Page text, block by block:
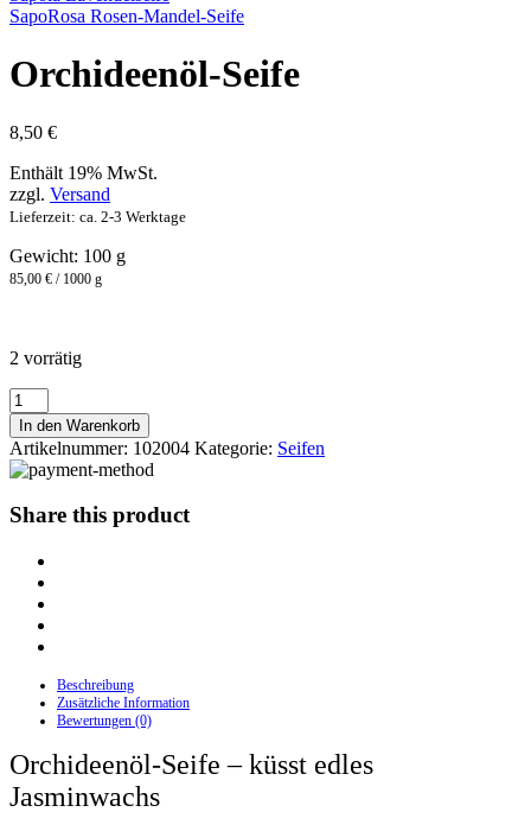
SapoRosa Rosen-Mandel-Seife
Orchideenöl-Seife
8,50 €
Enthält 19% MwSt.
zzgl. Versand
Lieferzeit: ca. 2-3 Werktage
Gewicht: 100 g
85,00 € / 1000 g
2 vorrätig
Orchideenöl-
Seife
Menge
In den Warenkorb
Artikelnummer: 102004 Kategorie: Seifen
Share this product
Beschreibung
Zusätzliche Information
Bewertungen (0)
Orchideenöl-Seife – küsst edles
Jasminwachs